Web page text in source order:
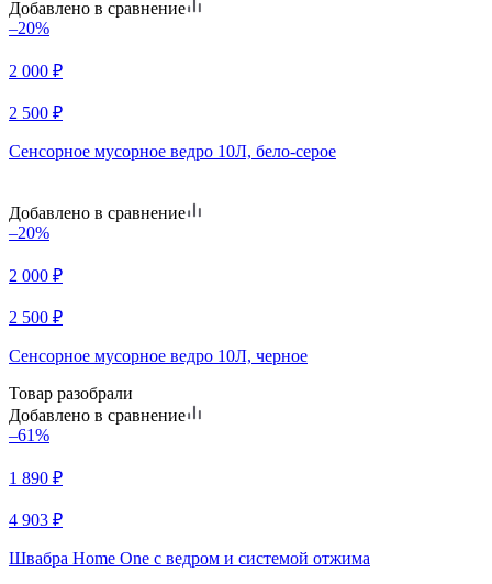
Добавлено в сравнение
–20%
2 000 ₽
2 500 ₽
Сенсорное мусорное ведро 10Л, бело-серое
Добавлено в сравнение
–20%
2 000 ₽
2 500 ₽
Сенсорное мусорное ведро 10Л, черное
Товар разобрали
Добавлено в сравнение
–61%
1 890 ₽
4 903 ₽
Швабра Home One с ведром и системой отжима